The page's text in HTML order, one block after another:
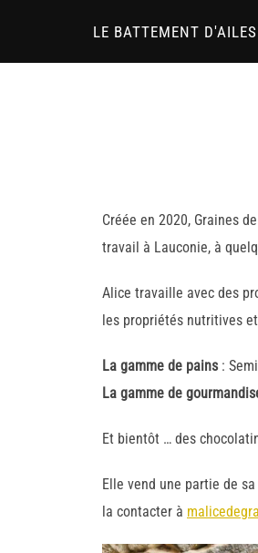
contenu
LE BATTEMENT
Créée en 2020, Graines
travail à Lauconie, à
Alice travaille avec des
les propriétés nutritives
La gamme de pains :
La gamme de
Et bientôt … des
Elle vend une partie de
la contacter à